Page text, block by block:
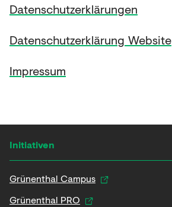
Datenschutzerklärungen
Datenschutzerklärung Website
Impressum
Initiativen
Grünenthal Campus
Grünenthal PRO